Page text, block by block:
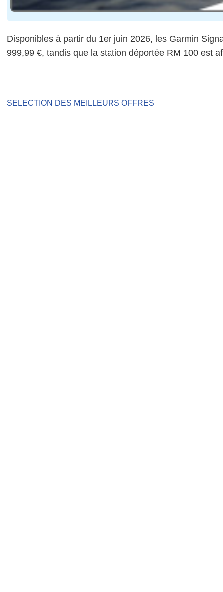
Disponibles à partir du 1er juin 2026, les Garmin
999,99 €, tandis que la station déportée RM 100 est
SÉLECTION DES MEILLEURS OFFRES